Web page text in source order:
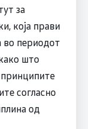
за
која прави
во периодот
што
принципите
согласно
од